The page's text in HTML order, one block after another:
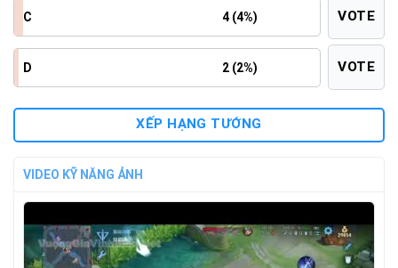
C 4 (4%) VOTE
D 2 (2%) VOTE
XẾP HẠNG TƯỚNG
VIDEO KỸ NĂNG ẢNH